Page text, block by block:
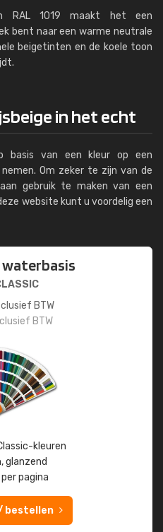
RAL 1019 maakt het een
bent naar een warme neutrale
beigetinten en de koele toon
in het echt
basis van een kleur op een
Om zeker te zijn van de
gebruik te maken van een
website kunt u voordelig een
waterbasis
BTW
BTW
kleuren
glanzend
pagina
bestellen